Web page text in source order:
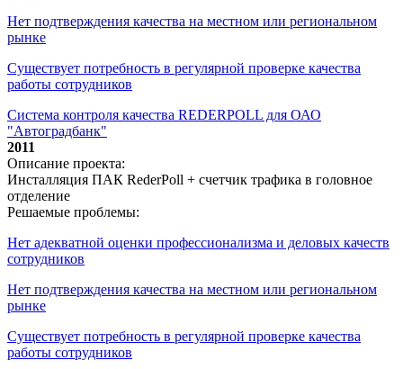
Нет подтверждения качества на местном или региональном
рынке
Существует потребность в регулярной проверке качества
работы сотрудников
Система контроля качества REDERPOLL для ОАО
"Автоградбанк"
2011
Описание проекта:
Инсталляция ПАК RederPoll + счетчик трафика в головное
отделение
Решаемые проблемы:
Нет адекватной оценки профессионализма и деловых качеств
сотрудников
Нет подтверждения качества на местном или региональном
рынке
Существует потребность в регулярной проверке качества
работы сотрудников